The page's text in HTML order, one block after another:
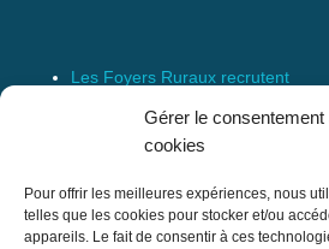
Gérer le consentement
cookies
Pour offrir les meilleures expériences, nous
telles que les cookies pour stocker et/ou
appareils. Le fait de consentir à ces
Les Foyers Ruraux recrutent
Connexion
Espace Membre